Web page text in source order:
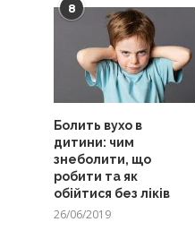
8
Болить вухо в
дитини: чим
знеболити, що
робити та як
обійтися без ліків
26/06/2019